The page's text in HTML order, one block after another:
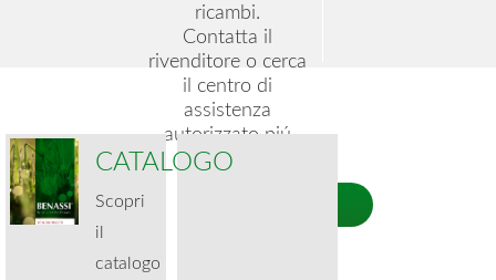
ricambi.
Contatta il
rivenditore o cerca
il centro di
assistenza
autorizzato piú
vicino a te.
CATALOGO
Scopri
il
catalogo